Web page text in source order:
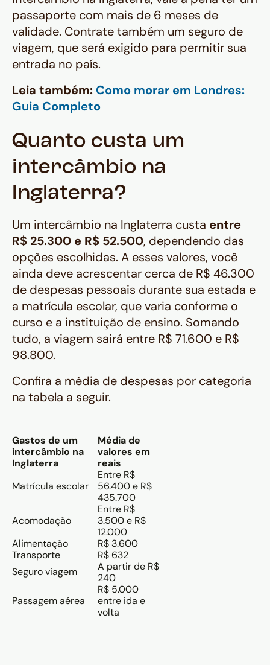
passaporte com mais de 6 meses de
validade. Contrate também um seguro de
viagem, que será exigido para permitir sua
entrada no país.
Leia também: Como morar em Londres:
Guia Completo
Quanto custa um
intercâmbio na
Inglaterra?
Um intercâmbio na Inglaterra custa entre
R$ 25.300 e R$ 52.500, dependendo das
opções escolhidas. A esses valores, você
ainda deve acrescentar cerca de R$ 46.300
de despesas pessoais durante sua estada e
a matrícula escolar, que varia conforme o
curso e a instituição de ensino. Somando
tudo, a viagem sairá entre R$ 71.600 e R$
98.800.
Confira a média de despesas por categoria
na tabela a seguir.
Gastos de um
intercâmbio na
Inglaterra
Média de
valores em
reais
Matrícula escolar
Entre R$
56.400 e R$
435.700
Acomodação
Entre R$
3.500 e R$
12.000
Alimentação
R$ 3.600
Transporte
R$ 632
Seguro viagem
A partir de R$
240
Passagem aérea
R$ 5.000
entre ida e
volta